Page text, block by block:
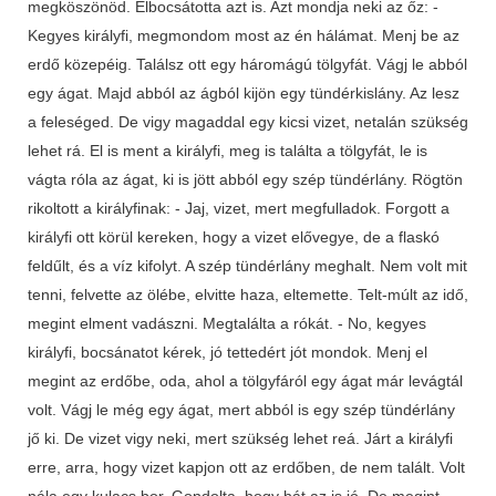
megköszönöd. Elbocsátotta azt is. Azt mondja neki az őz: -
Kegyes királyfi, megmondom most az én hálámat. Menj be az
erdő közepéig. Találsz ott egy háromágú tölgyfát. Vágj le abból
egy ágat. Majd abból az ágból kijön egy tündérkislány. Az lesz
a feleséged. De vigy magaddal egy kicsi vizet, netalán szükség
lehet rá. El is ment a királyfi, meg is találta a tölgyfát, le is
vágta róla az ágat, ki is jött abból egy szép tündérlány. Rögtön
rikoltott a királyfinak: - Jaj, vizet, mert megfulladok. Forgott a
királyfi ott körül kereken, hogy a vizet elővegye, de a flaskó
feldűlt, és a víz kifolyt. A szép tündérlány meghalt. Nem volt mit
tenni, felvette az ölébe, elvitte haza, eltemette. Telt-múlt az idő,
megint elment vadászni. Megtalálta a rókát. - No, kegyes
királyfi, bocsánatot kérek, jó tettedért jót mondok. Menj el
megint az erdőbe, oda, ahol a tölgyfáról egy ágat már levágtál
volt. Vágj le még egy ágat, mert abból is egy szép tündérlány
jő ki. De vizet vigy neki, mert szükség lehet reá. Járt a királyfi
erre, arra, hogy vizet kapjon ott az erdőben, de nem talált. Volt